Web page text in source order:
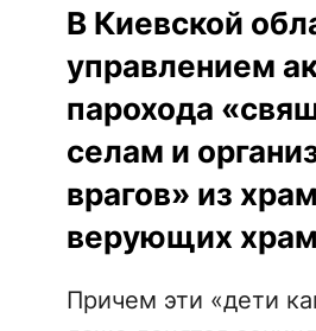
В Киевской
управлением
парохода
селам и
врагов» из
верующих
Причем эти «дети